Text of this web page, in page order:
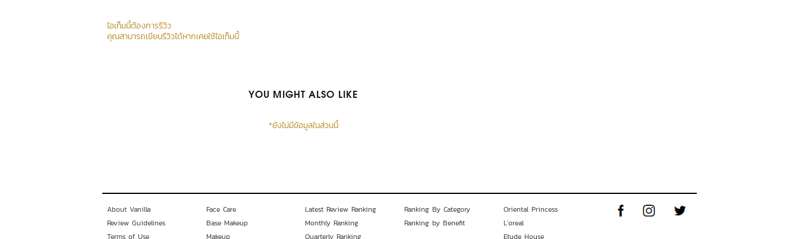
ไอเท็มนี้ต้องการรีวิว
คุณสามารถเขียนรีวิวได้หากเคยใช้ไอเท็มนี้
YOU MIGHT ALSO LIKE
*ยังไม่มีข้อมูลในส่วนนี้
About Vanilla
Review Guidelines
Terms of Use
Face Care
Base Makeup
Makeup
Latest Review Ranking
Monthly Ranking
Quarterly Ranking
Ranking By Category
Ranking by Benefit
Oriental Princess
L'oreal
Etude House